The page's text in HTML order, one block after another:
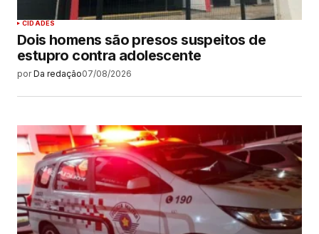
CIDADES
Dois homens são presos suspeitos de
estupro contra adolescente
por Da redação07/08/2026